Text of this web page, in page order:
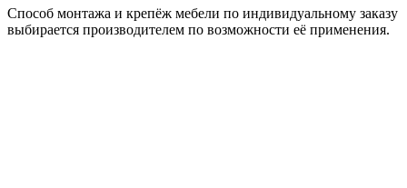
Способ монтажа и крепёж мебели по индивидуальному заказу
выбирается производителем по возможности её применения.